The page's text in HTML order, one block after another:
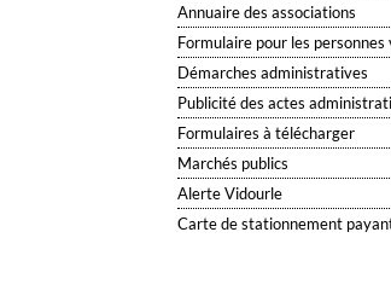
Annuaire des associations
Formulaire pour les personnes
Démarches administratives
Publicité des actes
Formulaires à télécharger
Marchés publics
Alerte Vidourle
Carte de stationnement